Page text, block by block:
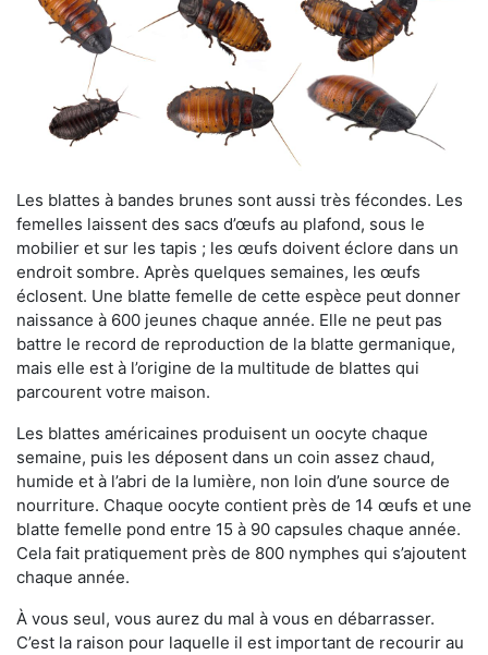
Les blattes à bandes brunes sont aussi très fécondes. Les
femelles laissent des sacs d’œufs au plafond, sous le
mobilier et sur les tapis ; les œufs doivent éclore dans un
endroit sombre. Après quelques semaines, les œufs
éclosent. Une blatte femelle de cette espèce peut donner
naissance à 600 jeunes chaque année. Elle ne peut pas
battre le record de reproduction de la blatte germanique,
mais elle est à l’origine de la multitude de blattes qui
parcourent votre maison.
Les blattes américaines produisent un oocyte chaque
semaine, puis les déposent dans un coin assez chaud,
humide et à l’abri de la lumière, non loin d’une source de
nourriture. Chaque oocyte contient près de 14 œufs et une
blatte femelle pond entre 15 à 90 capsules chaque année.
Cela fait pratiquement près de 800 nymphes qui s’ajoutent
chaque année.
À vous seul, vous aurez du mal à vous en débarrasser.
C’est la raison pour laquelle il est important de recourir au